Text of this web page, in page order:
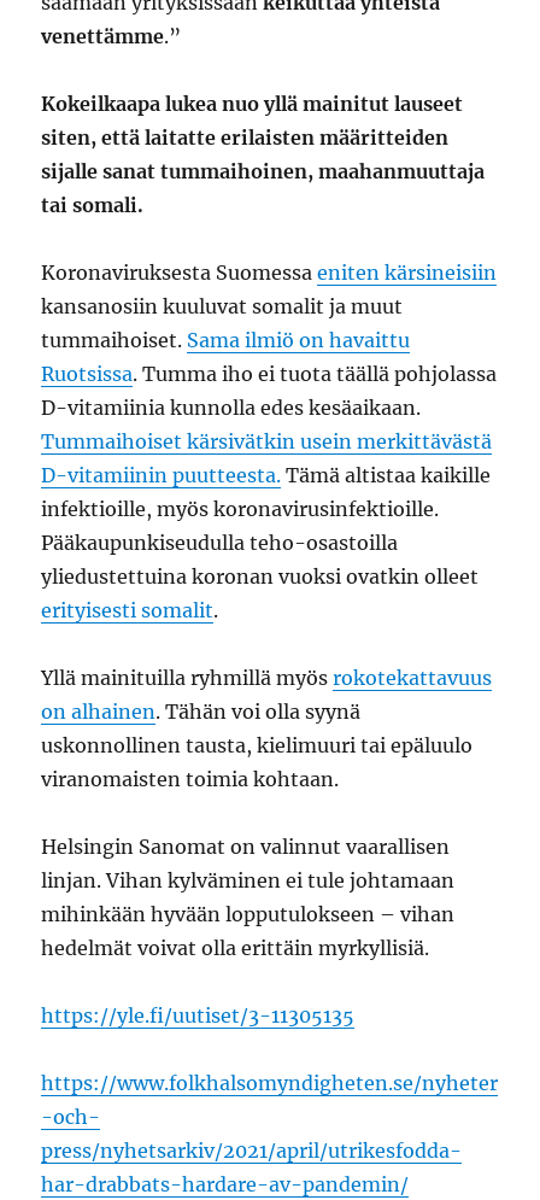
venettämme.”
Kokeilkaapa lukea nuo yllä mainitut lauseet
siten, että laitatte erilaisten määritteiden
sijalle sanat tummaihoinen, maahanmuuttaja
tai somali.
Koronaviruksesta Suomessaeniten kärsineisiin
kansanosiin kuuluvat somalit ja muut
tummaihoiset. Sama ilmiö on havaittu
Ruotsissa. Tumma iho ei tuota täällä pohjolassa
D-vitamiinia kunnolla edes kesäaikaan.
Tummaihoiset kärsivätkin usein merkittävästä
D-vitamiinin puutteesta. Tämä altistaa kaikille
infektioille, myös koronavirusinfektioille.
Pääkaupunkiseudulla teho-osastoilla
yliedustettuina koronan vuoksi ovatkin olleet
erityisesti somalit.
Yllä mainituilla ryhmillä myösrokotekattavuus
on alhainen. Tähän voi olla syynä
uskonnollinen tausta, kielimuuri tai epäluulo
viranomaisten toimia kohtaan.
Helsingin Sanomat on valinnut vaarallisen
linjan. Vihan kylväminen ei tule johtamaan
mihinkään hyvään lopputulokseen – vihan
hedelmät voivat olla erittäin myrkyllisiä.
https://yle.fi/uutiset/3-11305135
https://www.folkhalsomyndigheten.se/nyheter
-och-
press/nyhetsarkiv/2021/april/utrikesfodda-
har-drabbats-hardare-av-pandemin/